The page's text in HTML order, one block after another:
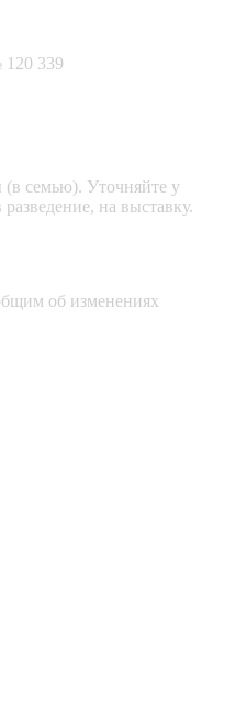
339
семью). Уточняйте у
на выставку.
об изменениях